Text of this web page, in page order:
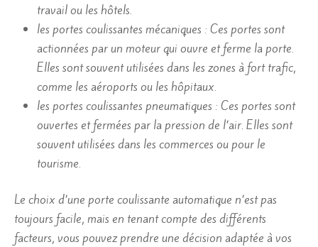
travail ou les hôtels.
les portes coulissantes mécaniques : Ces portes sont
actionnées par un moteur qui ouvre et ferme la porte.
Elles sont souvent utilisées dans les zones à fort trafic,
comme les aéroports ou les hôpitaux.
les portes coulissantes pneumatiques : Ces portes sont
ouvertes et fermées par la pression de l’air. Elles sont
souvent utilisées dans les commerces ou pour le
tourisme.
Le choix d’une porte coulissante automatique n’est pas
toujours facile, mais en tenant compte des différents
facteurs, vous pouvez prendre une décision adaptée à vos